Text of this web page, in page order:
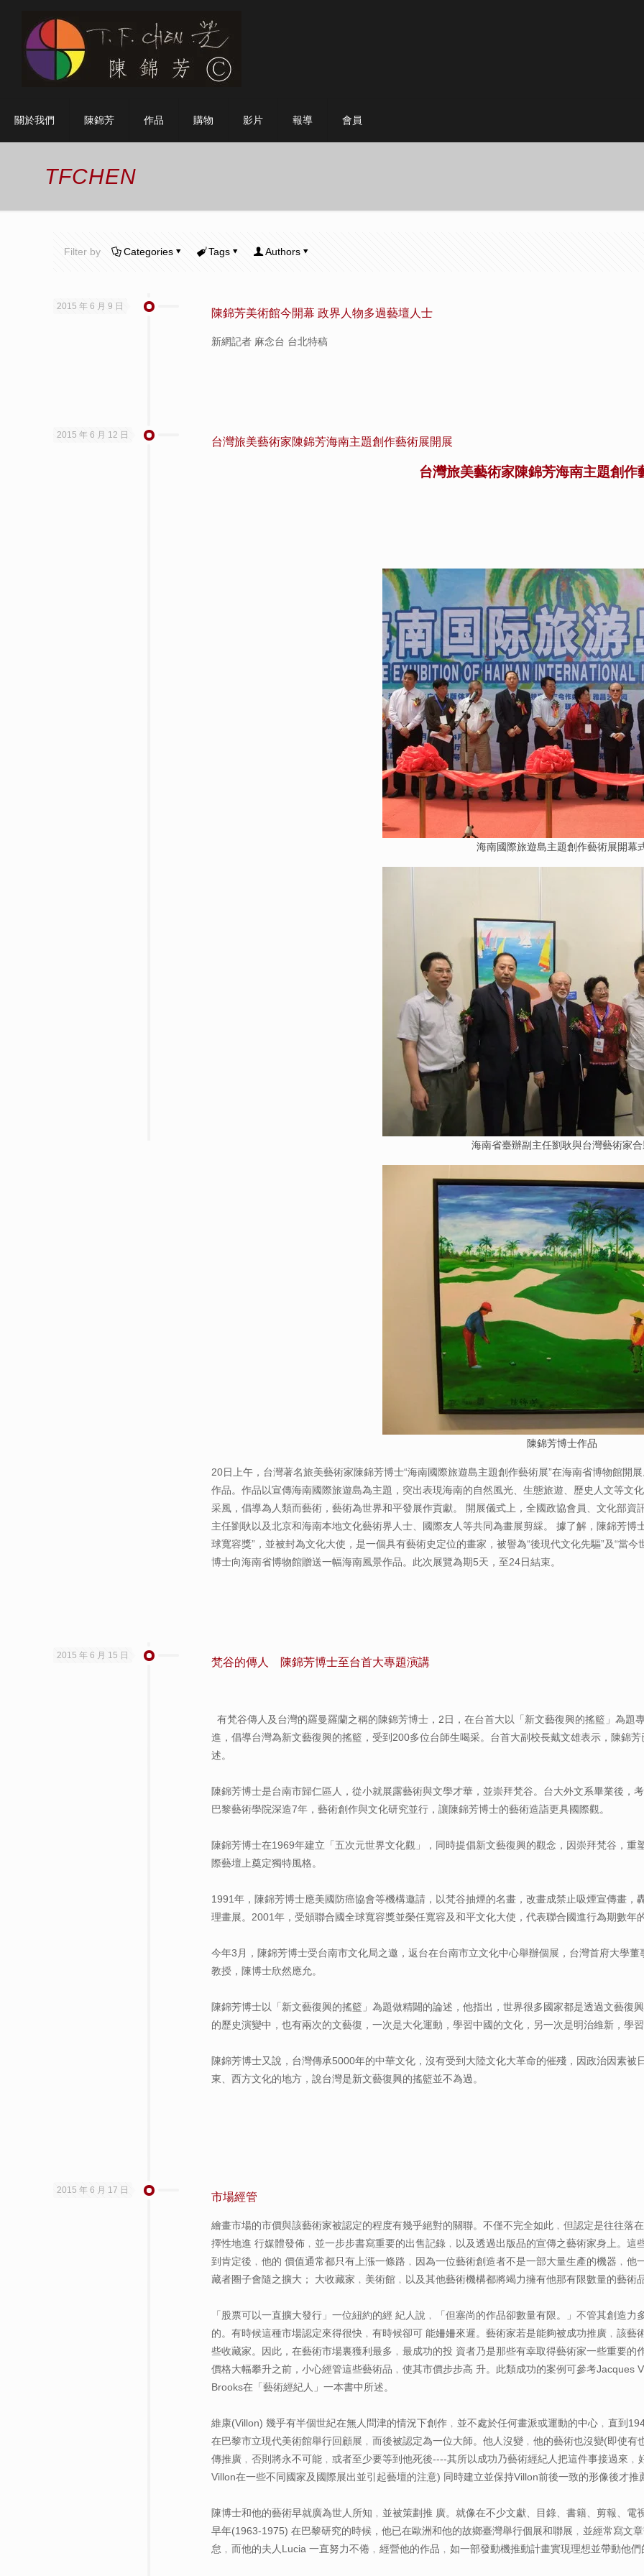
關於我們 陳錦芳 作品 購物 影片 報導 會員
TFCHEN
Filter by Categories Tags Authors
2015 年 6 月 9 日
陳錦芳美術館今開幕 政界人物多過藝壇人士
新網記者 麻念台 台北特稿
2015 年 6 月 12 日
台灣旅美藝術家陳錦芳海南主題創作藝術展開展
台灣旅美藝術家陳錦芳海南主題創作
海南國際旅遊島主題創作藝術展開幕
海南省臺辦副主任劉耿與台灣藝術家
陳錦芳博士作品
20日上午，台灣著名旅美藝術家陳錦芳博士“海南國際旅遊島主題創作藝術展”在海南省博物館開
作品。作品以宣傳海南國際旅遊島為主題，突出表現海南的自然風光、生態旅遊、歷史人文等文
采風，倡導為人類而藝術，藝術為世界和平發展作貢獻。 開展儀式上，全國政協會員、文化部
主任劉耿以及北京和海南本地文化藝術界人士、國際友人等共同為畫展剪綵。 據了解，陳錦芳
球寬容獎”，並被封為文化大使，是一個具有藝術史定位的畫家，被譽為“後現代文化先驅”及“當
博士向海南省博物館贈送一幅海南風景作品。此次展覽為期5天，至24日結束。
2015 年 6 月 15 日
梵谷的傳人 陳錦芳博士至台首大專題演講
有梵谷傳人及台灣的羅曼羅蘭之稱的陳錦芳博士，2日，在台首大以「新文藝復興的搖籃」為題
進，倡導台灣為新文藝復興的搖籃，受到200多位台師生喝采。台首大副校長戴文雄表示，陳錦
述。
陳錦芳博士是台南市歸仁區人，從小就展露藝術與文學才華，並崇拜梵谷。台大外文系畢業後，
巴黎藝術學院深造7年，藝術創作與文化研究並行，讓陳錦芳博士的藝術造詣更具國際觀。
陳錦芳博士在1969年建立「五次元世界文化觀」，同時提倡新文藝復興的觀念，因崇拜梵谷，
際藝壇上奠定獨特風格。
1991年，陳錦芳博士應美國防癌協會等機構邀請，以梵谷抽煙的名畫，改畫成禁止吸煙宣傳畫
理畫展。2001年，受頒聯合國全球寬容獎並榮任寬容及和平文化大使，代表聯合國進行為期數年
今年3月，陳錦芳博士受台南市文化局之邀，返台在台南市立文化中心舉辦個展，台灣首府大學
教授，陳博士欣然應允。
陳錦芳博士以「新文藝復興的搖籃」為題做精闢的論述，他指出，世界很多國家都是透過文藝復
的歷史演變中，也有兩次的文藝復，一次是大化運動，學習中國的文化，另一次是明治維新，學
陳錦芳博士又說，台灣傳承5000年的中華文化，沒有受到大陸文化大革命的催殘，因政治因素
東、西方文化的地方，說台灣是新文藝復興的搖籃並不為過。
2015 年 6 月 17 日
市場經管
繪畫市場的市價與該藝術家被認定的程度有幾乎絕對的關聯。不僅不完全如此﹐但認定是往往落
擇性地進 行媒體發佈﹐並一步步書寫重要的出售記錄﹐以及透過出版品的宣傳之藝術家身上。
到肯定後﹐他的 價值通常都只有上漲一條路﹐因為一位藝術創造者不是一部大量生產的機器﹐
藏者圈子會隨之擴大； 大收藏家﹐美術館﹐以及其他藝術機構都將竭力擁有他那有限數量的藝術
「股票可以一直擴大發行」一位紐約的經 紀人說﹐「但塞尚的作品卻數量有限。」不管其創造
的。有時候這種市場認定來得很快﹐有時候卻可 能姍姍來遲。藝術家若是能夠被成功推廣﹐該
些收藏家。因此，在藝術市場裏獲利最多﹐最成功的投 資者乃是那些有幸取得藝術家一些重要
價格大幅攀升之前，小心經管這些藝術品﹐使其市價步步高 升。此類成功的案例可參考Jacques
Brooks在「藝術經紀人」一本書中所述。
維康(Villon) 幾乎有半個世紀在無人問津的情況下創作﹐並不處於任何畫派或運動的中心﹐直到
在巴黎市立現代美術館舉行回顧展﹐而後被認定為一位大師。他人沒變﹐他的藝術也沒變(即使
傳推廣﹐否則將永不可能﹐或者至少要等到他死後----其所以成功乃藝術經紀人把這件事接過來
Villon在一些不同國家及國際展出並引起藝壇的注意) 同時建立並保持Villon前後一致的形像後才
陳博士和他的藝術早就廣為世人所知﹐並被策劃推 廣。就像在不少文獻、目錄、書籍、剪報、
早年(1963-1975) 在巴黎研究的時候，他已在歐洲和他的故鄉臺灣舉行個展和聯展﹐並經常寫文
怠﹐而他的夫人Lucia 一直努力不倦﹐經營他的作品﹐如一部發動機推動計畫實現理想並帶動他